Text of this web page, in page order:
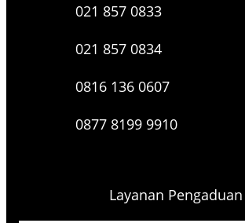
021 857 0833
021 857 0834
0816 136 0607
0877 8199 9910
Layanan Pengaduan